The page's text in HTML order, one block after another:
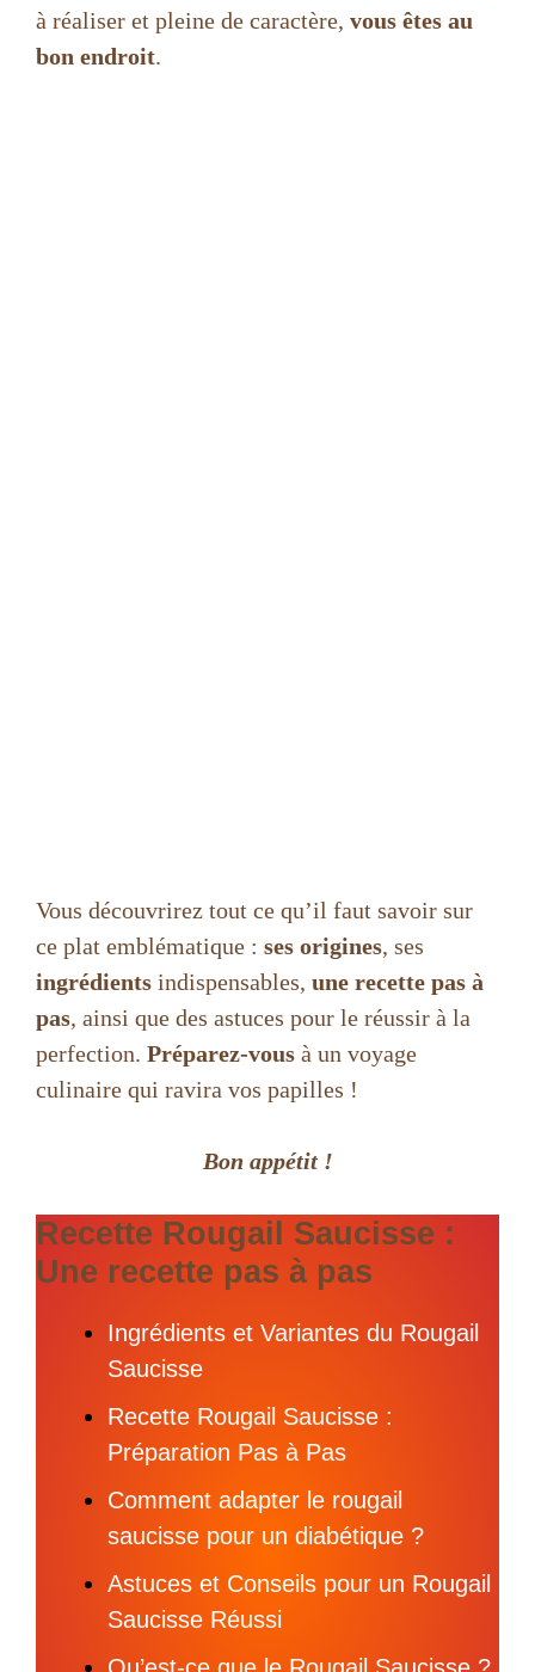
à réaliser et pleine de caractère, vous êtes au
bon endroit.
Vous découvrirez tout ce qu’il faut savoir sur
ce plat emblématique : ses origines, ses
ingrédients indispensables, une recette pas à
pas, ainsi que des astuces pour le réussir à la
perfection. Préparez-vous à un voyage
culinaire qui ravira vos papilles !
Bon appétit !
Recette Rougail Saucisse :
Une recette pas à pas
Ingrédients et Variantes du Rougail
Saucisse
Recette Rougail Saucisse :
Préparation Pas à Pas
Comment adapter le rougail
saucisse pour un diabétique ?
Astuces et Conseils pour un Rougail
Saucisse Réussi